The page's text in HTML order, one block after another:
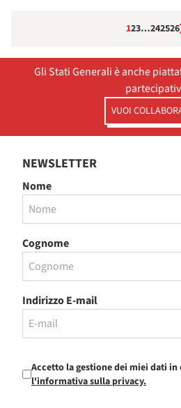
123…242526
Gli Stati Generali è anche
VUOI
NEWSLETTER
Nome
Cognome
Indirizzo E-mail
Accetto la gestione dei miei dati
l'informativa sulla privacy.